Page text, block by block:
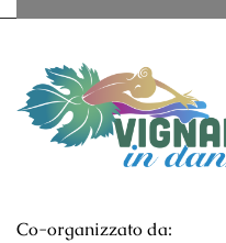
Co-organizzato da: